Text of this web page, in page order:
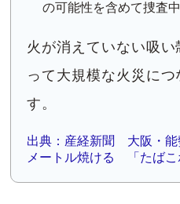
の可能性を含めて捜査中
火が消えていない吸
って大規模な火災につ
す。
出典：産経新聞 大阪・能
メートル焼ける 「たばこ